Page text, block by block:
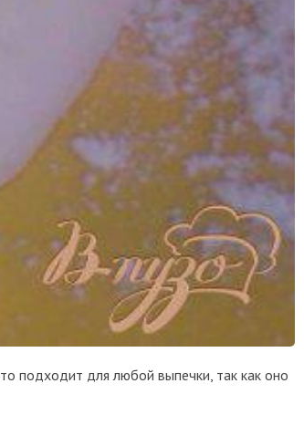
подходит для любой выпечки, так как оно